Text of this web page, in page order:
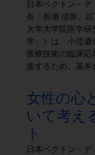
日本ベクトン・
長：長瀬 信弥、
大学大学院医学研
学」）は、小児遺
医療技術の臨床
進するため、基本
女性の心
いて考え
ト
日本ベクトン・